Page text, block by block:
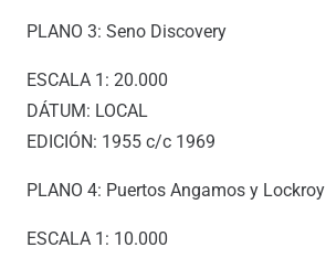
PLANO 3: Seno Discovery
ESCALA 1: 20.000
DÁTUM: LOCAL
EDICIÓN: 1955 c/c 1969
PLANO 4: Puertos Angamos y Lockroy
ESCALA 1: 10.000